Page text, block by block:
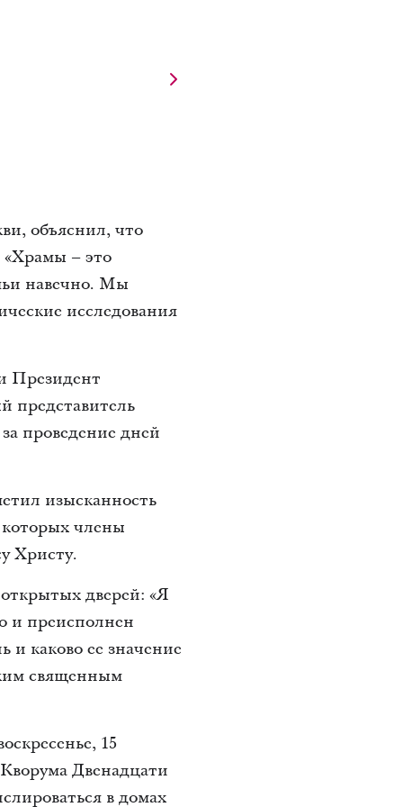
объяснил, что
«Храмы – это
навечно. Мы
исследования
Президент
представитель
проведение дней
изысканность
члены
Христу.
дверей: «Я
и преисполнен
и каково ее значение
священным
15
Двенадцати
в домах